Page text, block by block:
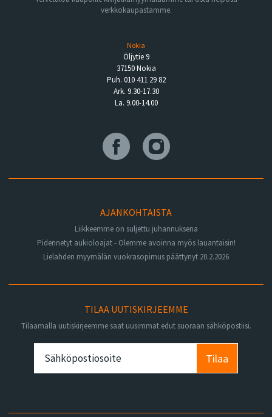
verkkokaupastamme.
Nokia
Öljytie 9
37150 Nokia
Puh. 010 411 29 82
Ark. 9.30-17.30
La. 9.00-14.00
AJANKOHTAISTA
Liikkeemme on suljettu juhannuksena
Pidennetyt aukioloajat - Olemme avoinna myös lauantaisin!
Lielahden myymälän vuokrasopimus päättynyt 20.2.2026
TILAA UUTISKIRJEEMME
Tilaamalla uutiskirjeemme saat uusimmat edut suoraan sähköpostiisi.
Tilaa